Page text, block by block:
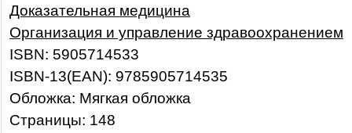
Доказательная медицина
Организация и управление здравоохранением
ISBN: 5905714533
ISBN-13(EAN): 9785905714535
Обложка: Мягкая обложка
Страницы: 148